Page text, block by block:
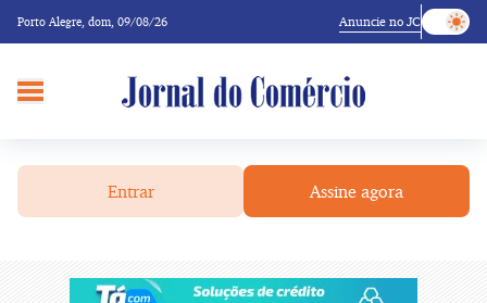
Porto Alegre, dom, 09/08/26 Anuncie no JC
Entrar Assine agora